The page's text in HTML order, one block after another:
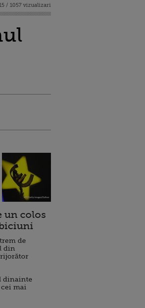
/ 1057 vizualizari
un colos
de
din
dinainte
mai